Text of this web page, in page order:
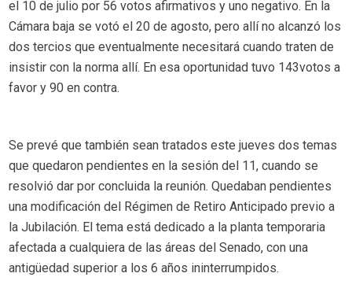
el 10 de julio por 56 votos afirmativos y uno negativo. En la
Cámara baja se votó el 20 de agosto, pero allí no alcanzó los
dos tercios que eventualmente necesitará cuando traten de
insistir con la norma allí. En esa oportunidad tuvo 143votos a
favor y 90 en contra.
Se prevé que también sean tratados este jueves dos temas
que quedaron pendientes en la sesión del 11, cuando se
resolvió dar por concluida la reunión. Quedaban pendientes
una modificación del Régimen de Retiro Anticipado previo a
la Jubilación. El tema está dedicado a la planta temporaria
afectada a cualquiera de las áreas del Senado, con una
antigüedad superior a los 6 años ininterrumpidos.